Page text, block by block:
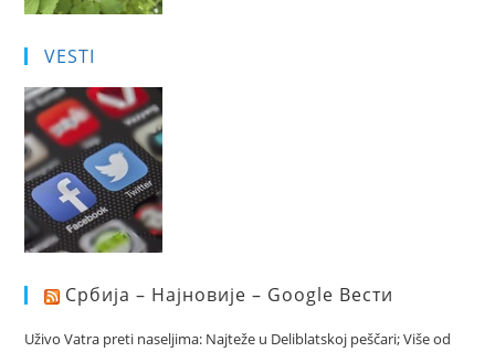
VESTI
Србија – Најновије – Google Вести
Uživo Vatra preti naseljima: Najteže u Deliblatskoj peščari; Više od